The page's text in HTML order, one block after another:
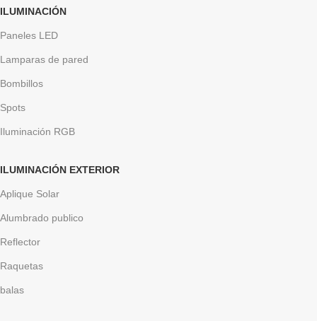
ILUMINACIÓN
Paneles LED
Lamparas de pared
Bombillos
Spots
Iluminación RGB
ILUMINACIÓN EXTERIOR
Aplique Solar
Alumbrado publico
Reflector
Raquetas
balas